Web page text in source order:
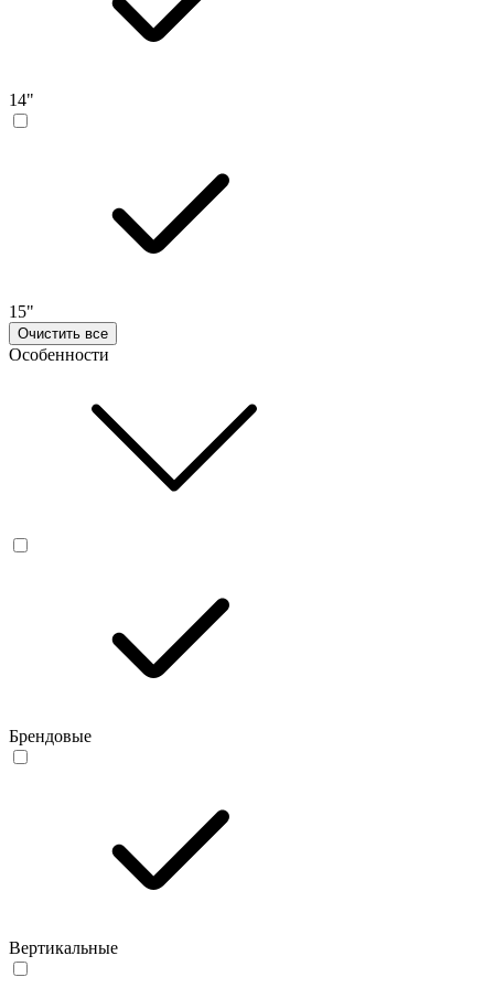
14"
15"
Очистить все
Особенности
Брендовые
Вертикальные